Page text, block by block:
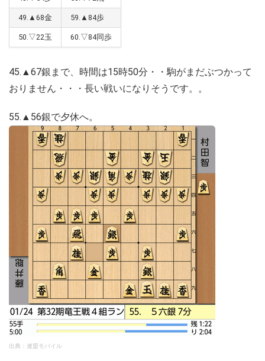
49.▲68金 59.▲84歩
50.▽22玉 60.▽84同歩
45.▲67銀まで、時間は15時50分・・駒がまだぶつかって
おりません・・・長い戦いになりそうです。。
55.▲56銀で夕休へ。
出典：連盟モバイル